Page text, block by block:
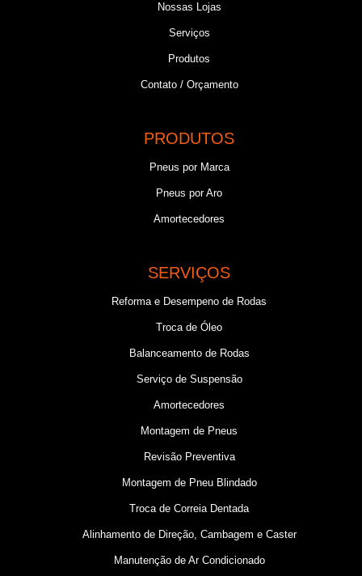
Nossas Lojas
Serviços
Produtos
Contato / Orçamento
PRODUTOS
Pneus por Marca
Pneus por Aro
Amortecedores
SERVIÇOS
Reforma e Desempeno de Rodas
Troca de Óleo
Balanceamento de Rodas
Serviço de Suspensão
Amortecedores
Montagem de Pneus
Revisão Preventiva
Montagem de Pneu Blindado
Troca de Correia Dentada
Alinhamento de Direção, Cambagem e Caster
Manutenção de Ar Condicionado